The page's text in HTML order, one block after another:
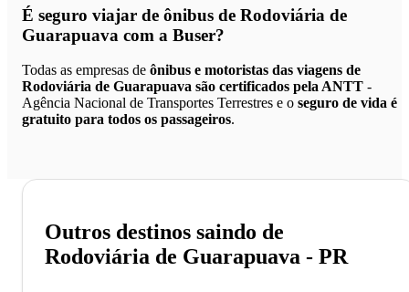
É seguro viajar de ônibus de Rodoviária de
Guarapuava com a Buser?
Todas as empresas de ônibus e motoristas das viagens de
Rodoviária de Guarapuava são certificados pela ANTT -
Agência Nacional de Transportes Terrestres e o seguro de vida é
gratuito para todos os passageiros.
Outros destinos saindo de
Rodoviária de Guarapuava - PR